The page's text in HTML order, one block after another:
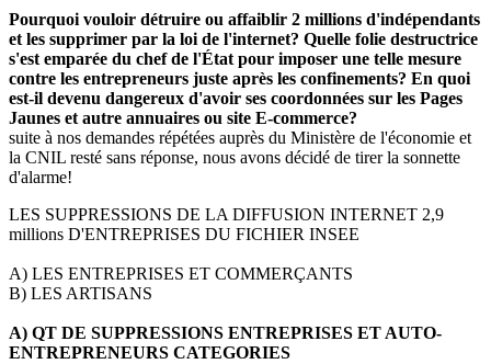
Pourquoi vouloir détruire ou affaiblir 2 millions d'indépendants
et les supprimer par la loi de l'internet? Quelle folie destructrice
s'est emparée du chef de l'État pour imposer une telle mesure
contre les entrepreneurs juste après les confinements? En quoi
est-il devenu dangereux d'avoir ses coordonnées sur les Pages
Jaunes et autre annuaires ou site E-commerce?
suite à nos demandes répétées auprès du Ministère de l'économie et
la CNIL resté sans réponse, nous avons décidé de tirer la sonnette
d'alarme!
LES SUPPRESSIONS DE LA DIFFUSION INTERNET 2,9
millions D'ENTREPRISES DU FICHIER INSEE
A) LES ENTREPRISES ET COMMERÇANTS
B) LES ARTISANS
A) QT DE SUPPRESSIONS ENTREPRISES ET AUTO-
ENTREPRENEURS CATEGORIES